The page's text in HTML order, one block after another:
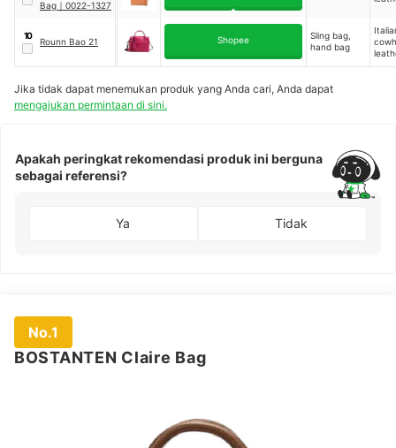
Bag ｜ 0022-1327
10
Rounn Bao 21 Shopee
Sling bag,
hand bag
Jika tidak dapat menemukan produk yang Anda cari, Anda dapat
mengajukan permintaan di sini.
Apakah peringkat rekomendasi produk ini berguna
sebagai referensi?
Ya Tidak
No.1
BOSTANTEN Claire Bag